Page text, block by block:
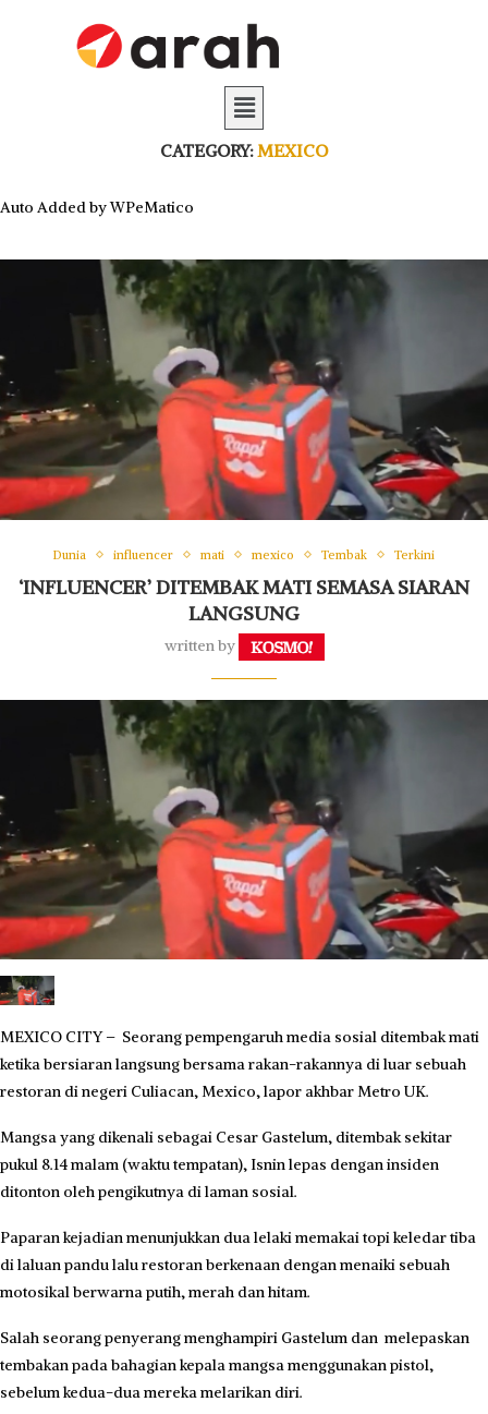
CATEGORY: MEXICO
Auto Added by WPeMatico
Dunia influencer mati mexico Tembak Terkini
‘INFLUENCER’ DITEMBAK MATI SEMASA SIARAN
LANGSUNG
written by
MEXICO CITY – Seorang pempengaruh media sosial ditembak mati
ketika bersiaran langsung bersama rakan-rakannya di luar sebuah
restoran di negeri Culiacan, Mexico, lapor akhbar Metro UK.
Mangsa yang dikenali sebagai Cesar Gastelum, ditembak sekitar
pukul 8.14 malam (waktu tempatan), Isnin lepas dengan insiden
ditonton oleh pengikutnya di laman sosial.
Paparan kejadian menunjukkan dua lelaki memakai topi keledar tiba
di laluan pandu lalu restoran berkenaan dengan menaiki sebuah
motosikal berwarna putih, merah dan hitam.
Salah seorang penyerang menghampiri Gastelum dan melepaskan
tembakan pada bahagian kepala mangsa menggunakan pistol,
sebelum kedua-dua mereka melarikan diri.